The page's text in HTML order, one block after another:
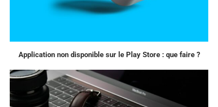
Application non disponible sur le Play Store : que faire ?